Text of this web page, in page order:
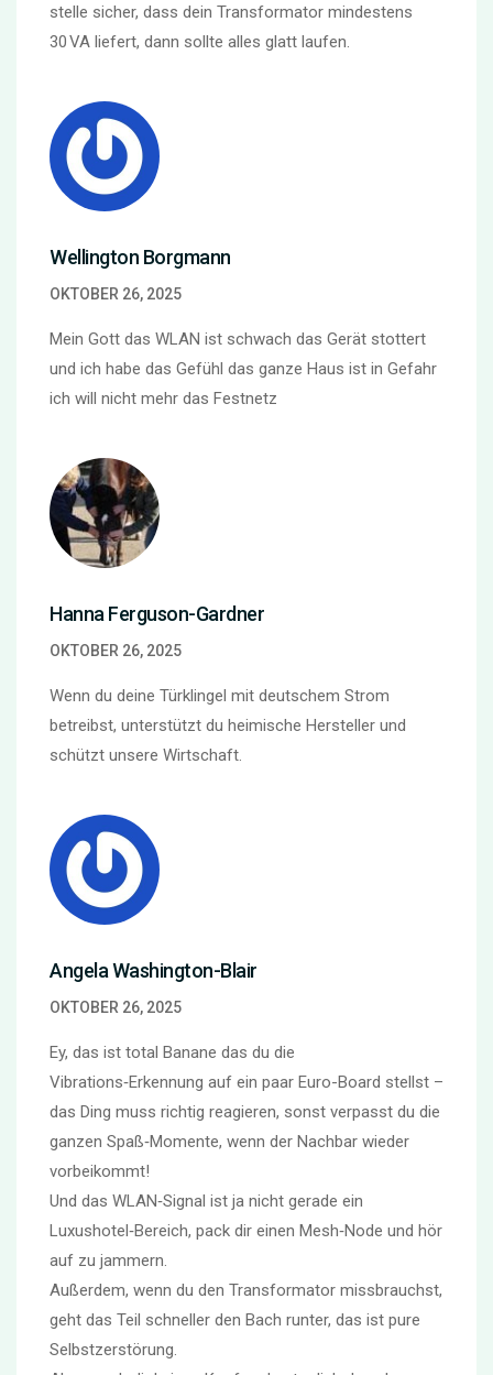
stelle sicher, dass dein Transformator mindestens
30 VA liefert, dann sollte alles glatt laufen.
Wellington Borgmann
OKTOBER 26, 2025
Mein Gott das WLAN ist schwach das Gerät stottert
und ich habe das Gefühl das ganze Haus ist in Gefahr
ich will nicht mehr das Festnetz
Hanna Ferguson-Gardner
OKTOBER 26, 2025
Wenn du deine Türklingel mit deutschem Strom
betreibst, unterstützt du heimische Hersteller und
schützt unsere Wirtschaft.
Angela Washington-Blair
OKTOBER 26, 2025
Ey, das ist total Banane das du die
Vibrations‑Erkennung auf ein paar Euro-Board stellst –
das Ding muss richtig reagieren, sonst verpasst du die
ganzen Spaß‑Momente, wenn der Nachbar wieder
vorbeikommt!
Und das WLAN‑Signal ist ja nicht gerade ein
Luxushotel‑Bereich, pack dir einen Mesh‑Node und hör
auf zu jammern.
Außerdem, wenn du den Transformator missbrauchst,
geht das Teil schneller den Bach runter, das ist pure
Selbstzerstörung.